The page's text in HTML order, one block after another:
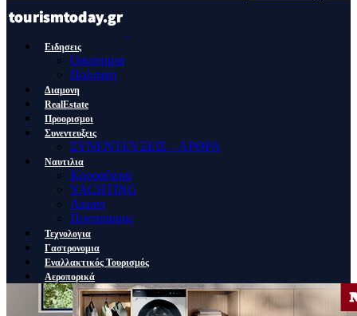
Ειδησεις
Οικονομια
Πολιτικη
Διαμονη
RealEstate
Προορισμοι
Συνεντευξεις
ΣΥΝΕΝΤΕΥΞΕΙΣ – ΑΡΘΡΑ
Ναυτιλια
Κρουαζιερα
YACHTING
Λιμανι
Ποντοπορος
Τεχνολογια
Γαστρονομια
Εναλλακτικός Τουρισμός
Αεροπορικά